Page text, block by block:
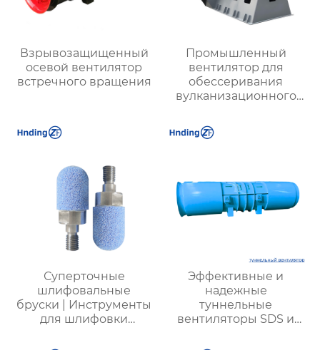
Взрывозащищенный
осевой вентилятор
встречного вращения
Промышленный
вентилятор для
обессеривания
вулканизационного
наличии на складе
Суперточные
шлифовальные
бруски | Инструменты
для шлифовки
Эффективные и
надежные
туннельные
вентиляторы SDS и